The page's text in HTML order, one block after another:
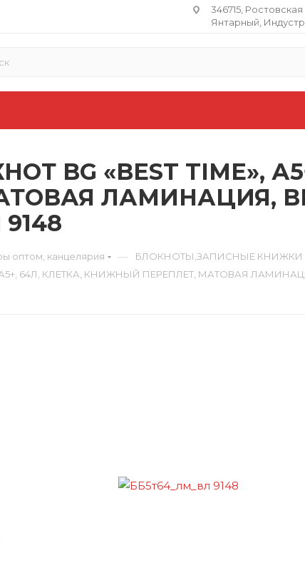
346715,
Янтарный,
BG «BEST TIME»,
ЛАМИНАЦИЯ,
оптом, канцелярия — БЛОКНОТЫ,ЗАПИСНЫЕ КНИЖКИ
А5+, 64Л, КЛЕТКА, КНИЖНЫЙ ПЕРЕПЛЕТ, МАТОВАЯ